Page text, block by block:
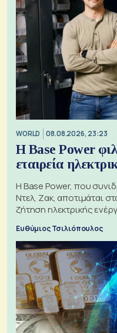
WORLD 08.08.2026, 23:23
Η Base Power
εταιρεία
Η Base Power, που
Ντελ, Ζακ, αποτιμάται
ζήτηση ηλεκτρικής
Ευθύμιος Τσιλιόπουλος